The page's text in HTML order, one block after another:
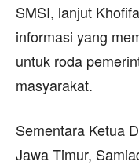
SMSI, lanjut
informasi yang
untuk roda
masyarakat.
Sementara Ketua
Jawa Timur,